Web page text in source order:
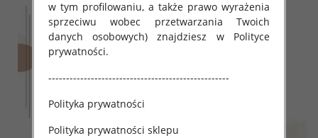
w tym profilowaniu, a także prawo wyrażenia
sprzeciwu wobec przetwarzania Twoich
danych osobowych) znajdziesz w Polityce
prywatności.
---------------------------------------------------
Polityka prywatności
Polityka prywatności sklepu